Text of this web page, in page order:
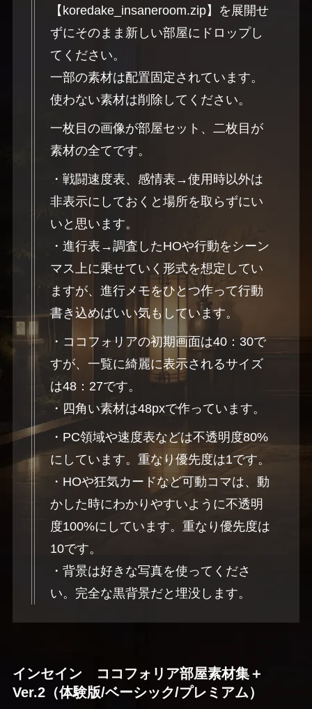
【koredake_insaneroom.zip】を展開せ
ずにそのまま新しい部屋にドロップし
てください。
一部の素材は配置固定されています。
使わない素材は削除してください。
一枚目の画像が部屋セット、二枚目が
素材の全てです。
・戦闘速度表、感情表→使用時以外は
非表示にしておくと場所を取らずにい
いと思います。
・進行表→調査したHOや行動をシーン
マス上に乗せていく形式を想定してい
ますが、進行メモをひとつ作って行動
書き込めばいい気もしています。
・ココフォリアの初期画面は40：30で
すが、一覧に綺麗に表示されるサイズ
は48：27です。
・四角い素材は48pxで作っています。
・PC領域や速度表などは不透明度80%
にしています。重なり優先度は1です。
・HOや狂気カードなど可動コマは、動
かした時にわかりやすいように不透明
度100%にしています。重なり優先度は
10です。
・背景は好きな写真を使ってくださ
い。完全な黒背景だと埋没します。
インセイン ココフォリア部屋素材集＋
Ver.2（体験版/ベーシック/プレミアム）